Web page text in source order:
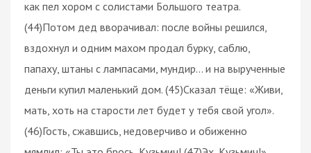
как пел хором с солистами Большого театра.
(44)Потом дед вворачивал: после войны решился,
вздохнул и одним махом продал бурку, саблю,
папаху, штаны с лампасами, мундир… и на вырученные
деньги купил маленький дом. (45)Сказал тёще: «Живи,
мать, хоть на старости лет будет у тебя свой угол».
(46)Гость, сжавшись, недоверчиво и обиженно